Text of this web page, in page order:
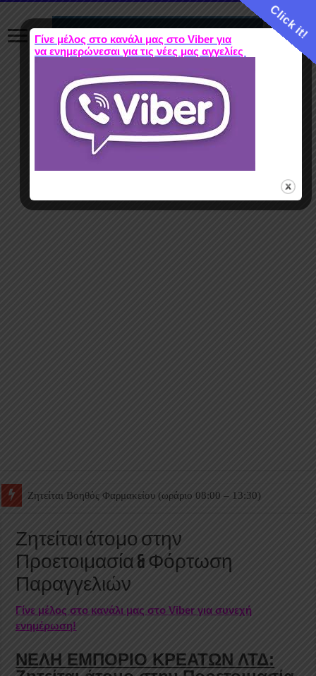
Ζητείται Βοηθός Θαλάμου
Ζητείται άτομο στην
Προετοιμασία & Φόρτωση
Παραγγελιών
Γίνε μέλος στο κανάλι μας στο Viber για συνεχή
ενημέρωση!
ΝΕΛΗ ΕΜΠΟΡΙΟ ΚΡΕΑΤΩΝ ΛΤΔ:
Click it!
Γίνε μέλος στο κανάλι μας στο Viber για
να ενημερώνεσαι για τις νέες μας αγγελίες